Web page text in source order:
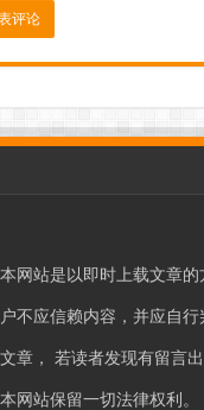
网站是以即时上载文章
不应信赖内容，并应自
章， 若读者发现有留言
网站保留一切法律权利。